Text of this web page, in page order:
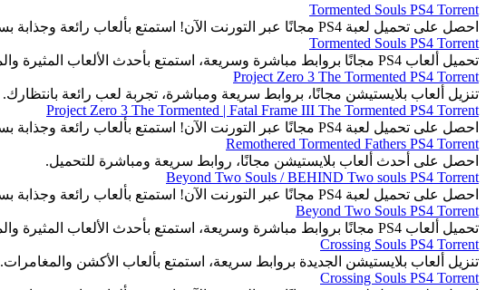
Tormented Souls PS4 Torrent
احصل على تحميل لعبة PS4 مجانًا عبر التورنت الآن! استمتع بألعاب رائعة وجذابة بسهولة.
Tormented Souls PS4 Torrent
تحميل ألعاب PS4 مجانًا بروابط مباشرة وسريعة، استمتع بأحدث الألعاب المثيرة والمتنوعة.
Project Zero 3 The Tormented PS4 Torrent
تنزيل ألعاب بلايستيشن مجانًا، بروابط سريعة ومباشرة، تجربة لعب رائعة بانتظارك.
Project Zero 3 The Tormented | Fatal Frame III The Tormented PS4 Torrent
احصل على تحميل لعبة PS4 مجانًا عبر التورنت الآن! استمتع بألعاب رائعة وجذابة بسهولة.
Remothered Tormented Fathers PS4 Torrent
احصل على أحدث ألعاب بلايستيشن مجانًا، روابط سريعة ومباشرة للتحميل.
Beyond Two Souls / BEHIND Two souls PS4 Torrent
احصل على تحميل لعبة PS4 مجانًا عبر التورنت الآن! استمتع بألعاب رائعة وجذابة بسهولة.
Beyond Two Souls PS4 Torrent
تحميل ألعاب PS4 مجانًا بروابط مباشرة وسريعة، استمتع بأحدث الألعاب المثيرة والمتنوعة.
Crossing Souls PS4 Torrent
تنزيل ألعاب بلايستيشن الجديدة بروابط سريعة، استمتع بألعاب الأكشن والمغامرات.
Crossing Souls PS4 Torrent